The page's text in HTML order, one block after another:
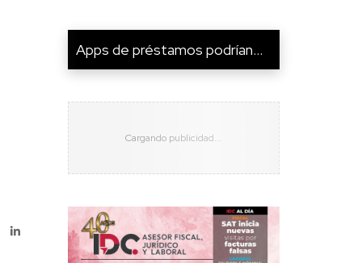
Apps de préstamos podrían...